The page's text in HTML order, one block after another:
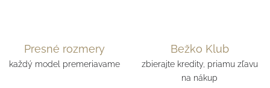
Presné rozmery
každý model premeriavame
Bežko Klub
zbierajte kredity, priamu zľavu
na nákup